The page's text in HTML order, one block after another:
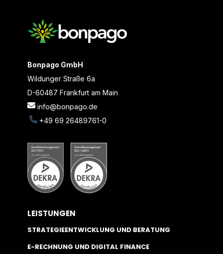
Bonpago GmbH
Wildunger Straße 6a
D-60487 Frankfurt am Main
info@bonpago.de
+49 69 26489761-0
LEISTUNGEN
STRATEGIEENTWICKLUNG UND BERATUNG
E-RECHNUNG UND DIGITAL FINANCE